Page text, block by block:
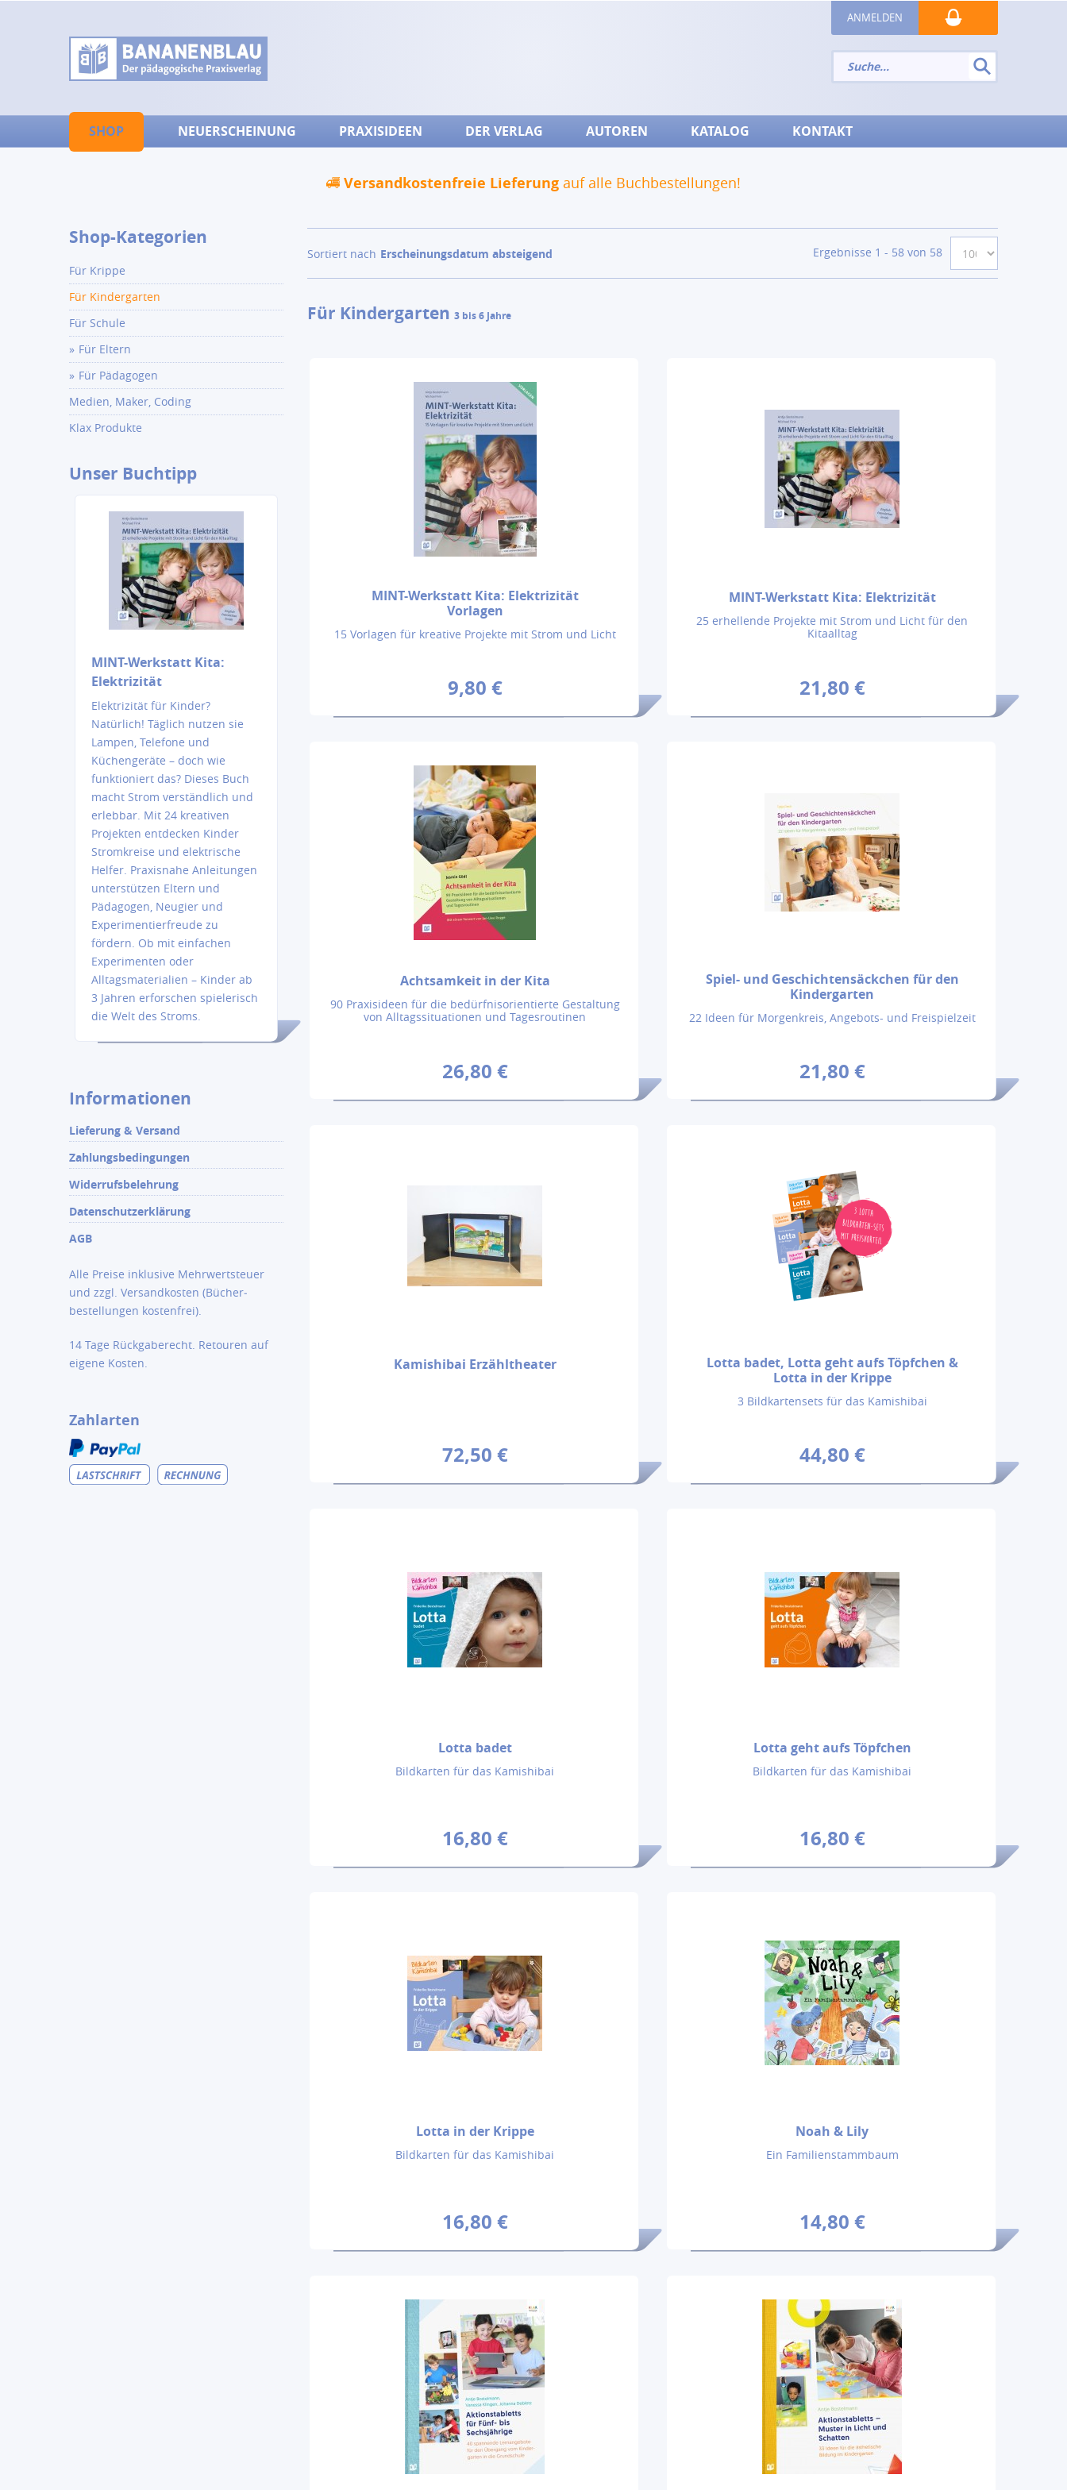
ANMELDEN
SHOP NEUERSCHEINUNG PRAXISIDEEN DER VERLAG AUTOREN KATALOG KONTAKT
Versandkostenfreie Lieferung auf alle Buchbestellungen!
Sortiert nach Erscheinungsdatum absteigend Ergebnisse 1 - 58 von 58
Für Kindergarten 3 bis 6 Jahre
MINT-Werkstatt Kita: Elektrizität
Vorlagen
15 Vorlagen für kreative Projekte mit Strom und Licht
9,80 €
MINT-Werkstatt Kita: Elektrizität
25 erhellende Projekte mit Strom und Licht für den
Kitaalltag
21,80 €
Achtsamkeit in der Kita
90 Praxisideen für die bedürfnisorientierte Gestaltung
von Alltagssituationen und Tagesroutinen
26,80 €
Spiel- und Geschichtensäckchen für den
Kindergarten
22 Ideen für Morgenkreis, Angebots- und Freispielzeit
21,80 €
Kamishibai Erzähltheater
72,50 €
Lotta badet, Lotta geht aufs Töpfchen &
Lotta in der Krippe
3 Bildkartensets für das Kamishibai
44,80 €
Lotta badet
Bildkarten für das Kamishibai
16,80 €
Lotta geht aufs Töpfchen
Bildkarten für das Kamishibai
16,80 €
Lotta in der Krippe
Bildkarten für das Kamishibai
16,80 €
Noah & Lily
Ein Familienstammbaum
14,80 €
Shop-Kategorien
Für Krippe
Für Kindergarten
Für Schule
Für Eltern
Für Pädagogen
Medien, Maker, Coding
Klax Produkte
Unser Buchtipp
MINT-Werkstatt Kita:
Elektrizität
Elektrizität für Kinder?
Natürlich! Täglich nutzen sie
Lampen, Telefone und
Küchengeräte – doch wie
funktioniert das? Dieses Buch
macht Strom verständlich und
erlebbar. Mit 24 kreativen
Projekten entdecken Kinder
Stromkreise und elektrische
Helfer. Praxisnahe Anleitungen
unterstützen Eltern und
Pädagogen, Neugier und
Experimentierfreude zu
fördern. Ob mit einfachen
Experimenten oder
Alltagsmaterialien – Kinder ab
3 Jahren erforschen spielerisch
die Welt des Stroms.
Informationen
Lieferung & Versand
Zahlungsbedingungen
Widerrufsbelehrung
Datenschutzerklärung
AGB
Alle Preise inklusive Mehrwertsteuer
und zzgl. Versandkosten (Bücher­
bestellungen kostenfrei).
14 Tage Rückgaberecht. Retouren auf
eigene Kosten.
Zahlarten